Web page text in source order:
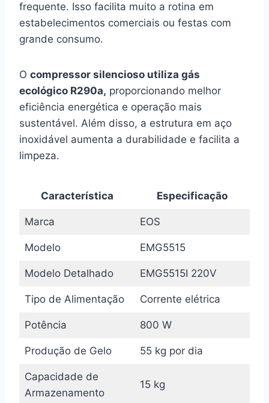
frequente. Isso facilita muito a rotina em
estabelecimentos comerciais ou festas com
grande consumo.
O compressor silencioso utiliza gás
ecológico R290a, proporcionando melhor
eficiência energética e operação mais
sustentável. Além disso, a estrutura em aço
inoxidável aumenta a durabilidade e facilita a
limpeza.
Característica Especificação
Marca EOS
Modelo EMG5515
Modelo Detalhado EMG5515I 220V
Tipo de Alimentação Corrente elétrica
Potência 800 W
Produção de Gelo 55 kg por dia
Capacidade de
Armazenamento
15 kg